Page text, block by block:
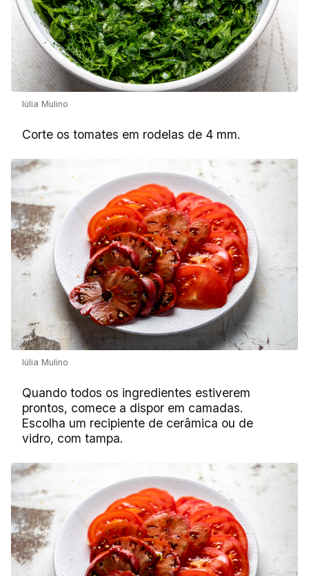
Iúlia Mulino
Corte os tomates em rodelas de 4 mm.
Iúlia Mulino
Quando todos os ingredientes estiverem
prontos, comece a dispor em camadas.
Escolha um recipiente de cerâmica ou de
vidro, com tampa.